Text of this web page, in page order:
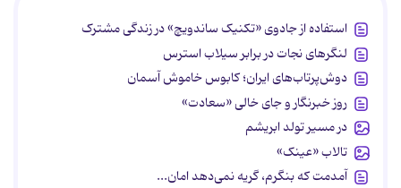
استفاده از جادوی «تکنیک ساندویچ» در زندگی مشترک
لنگرهای نجات در برابر سیلاب استرس
دوش‌پرتاب‌های ایران؛ کابوس خاموش آسمان
روز خبرنگار و جای خالی «سعادت»
در مسیر تولد ابریشم
تالاب «عینک»
آمدمت که بنگرم، گریه نمی‌دهد امان...